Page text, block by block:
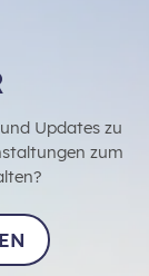
Updates zu
zum